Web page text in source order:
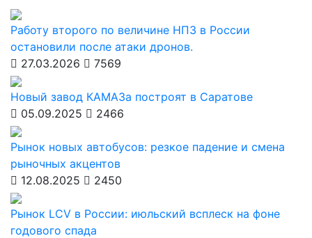
Работу второго по величине НПЗ в России
остановили после атаки дронов.
27.03.2026
7569
Новый завод КАМАЗа построят в Саратове
05.09.2025
2466
Рынок новых автобусов: резкое падение и смена
рыночных акцентов
12.08.2025
2450
Рынок LCV в России: июльский всплеск на фоне
годового спада